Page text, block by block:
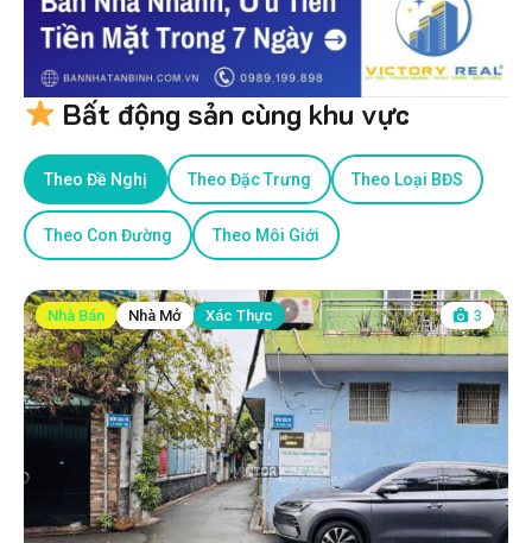
Bất động sản cùng khu vực
Theo Đề Nghị Theo Đặc Trưng Theo Loại BĐS
Theo Con Đường Theo Môi Giới
Nhà Bán Nhà Mở Xác Thực 3